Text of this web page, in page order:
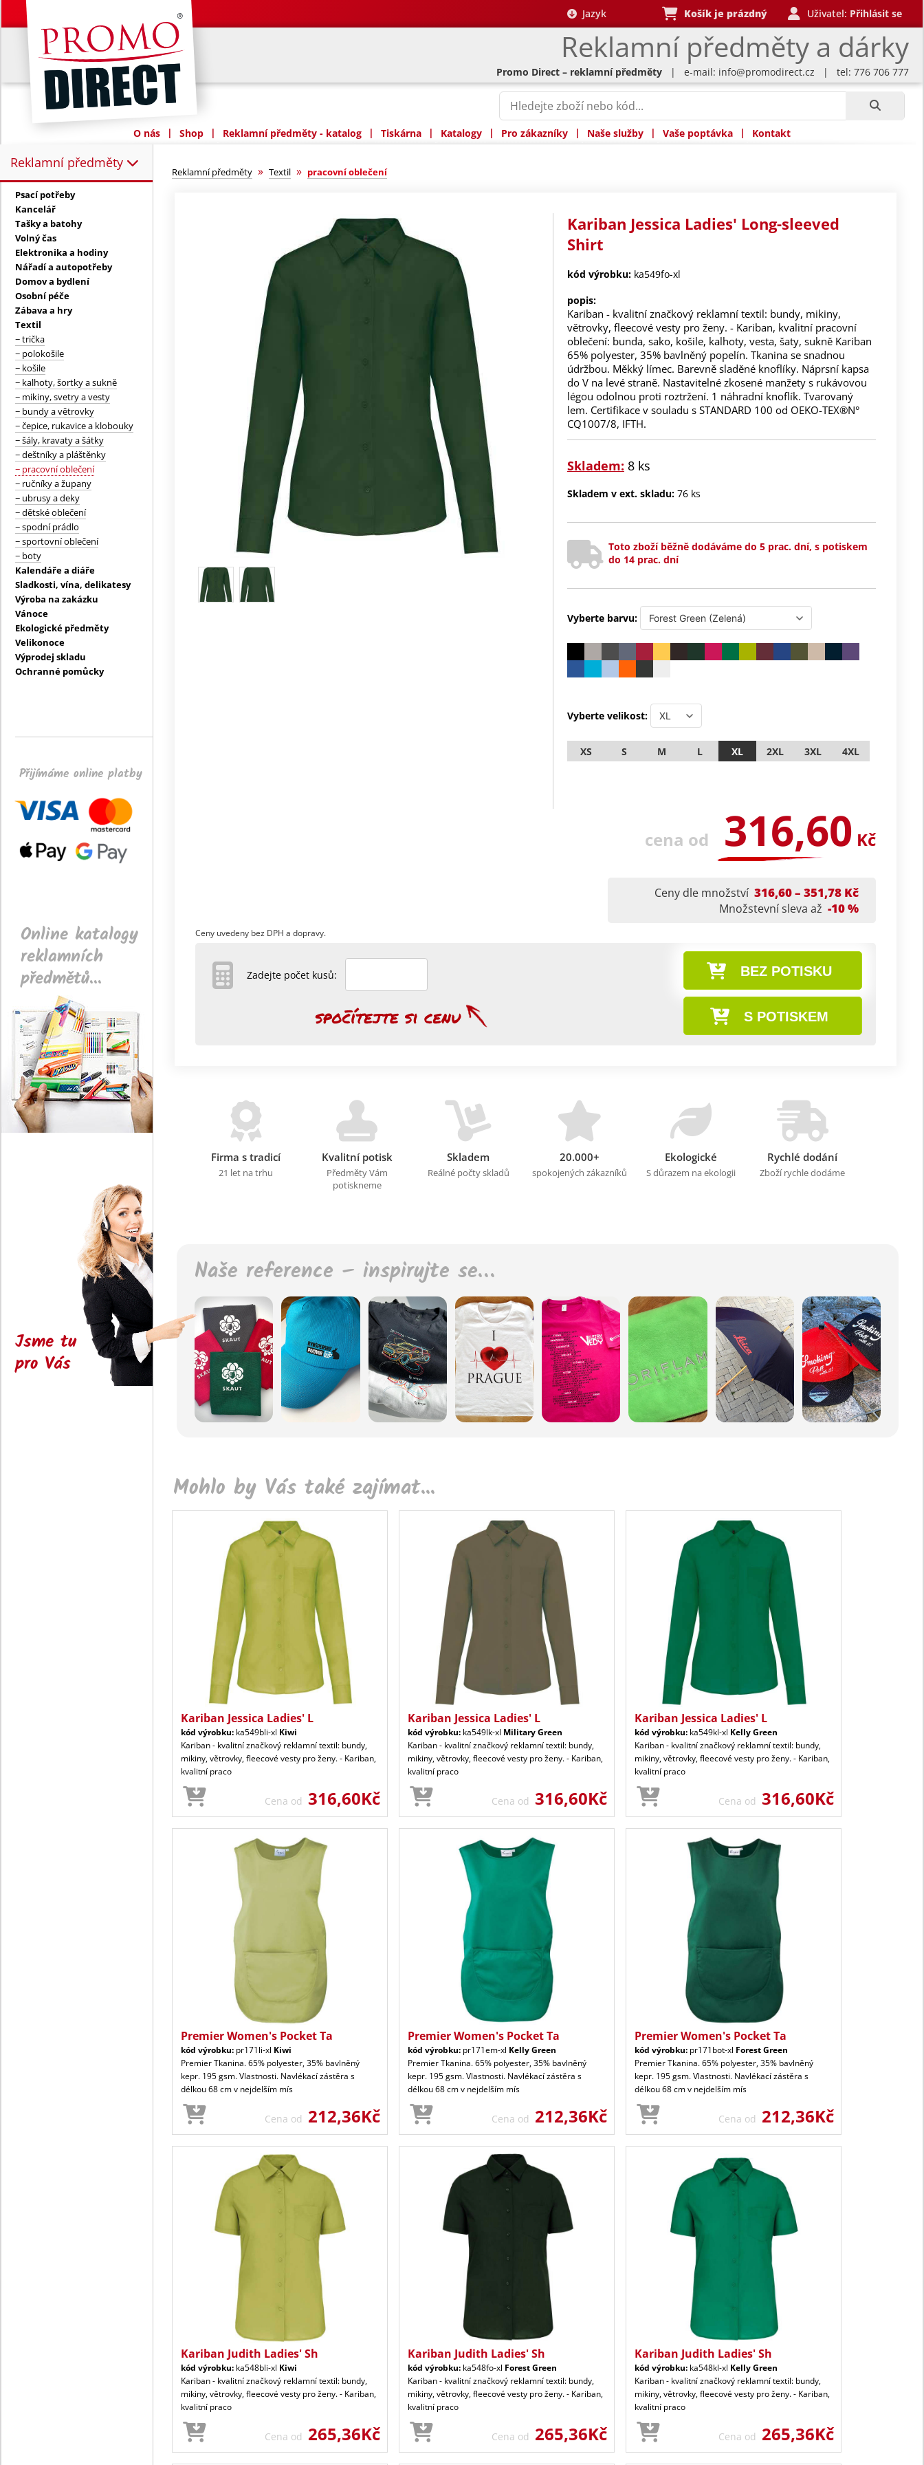
Reklamní předměty a dárky
Jazyk Košík je prázdný Uživatel: Přihlásit se
Promo Direct – reklamní předměty | e-mail: info@promodirect.cz | tel: 776 706 777
O nás | Shop | Reklamní předměty - katalog | Tiskárna | Katalogy | Pro zákazníky | Naše služby | Vaše poptávka | Kontakt
Reklamní předměty
Reklamní předměty:
Psací potřeby
Kancelář
Tašky a batohy
Volný čas
Elektronika a hodiny
Nářadí a autopotřeby
Domov a bydlení
Osobní péče
Zábava a hry
Textil
− trička
− polokošile
− košile
− kalhoty, šortky a sukně
− mikiny, svetry a vesty
− bundy a větrovky
− čepice, rukavice a klobouky
− šály, kravaty a šátky
− deštníky a pláštěnky
− pracovní oblečení
− ručníky a župany
− ubrusy a deky
− dětské oblečení
− spodní prádlo
− sportovní oblečení
− boty
Kalendáře a diáře
Sladkosti, vína, delikatesy
Výroba na zakázku
Vánoce
Ekologické předměty
Velikonoce
Výprodej skladu
Ochranné pomůcky
Přijímáme online platby
Online katalogy
reklamních
předmětů...
Jsme tu
pro Vás
Reklamní předměty » Textil » pracovní oblečení
Kariban Jessica Ladies' Long-sleeved
Shirt
kód výrobku: ka549fo-xl
popis:
Kariban - kvalitní značkový reklamní textil: bundy, mikiny,
větrovky, fleecové vesty pro ženy. - Kariban, kvalitní pracovní
oblečení: bunda, sako, košile, kalhoty, vesta, šaty, sukně Kariban
65% polyester, 35% bavlněný popelín. Tkanina se snadnou
údržbou. Měkký límec. Barevně sladěné knoflíky. Náprsní kapsa
do V na levé straně. Nastavitelné zkosené manžety s rukávovou
légou odolnou proti roztržení. 1 náhradní knoflík. Tvarovaný
lem. Certifikace v souladu s STANDARD 100 od OEKO-TEX®N°
CQ1007/8, IFTH.
Skladem: 8 ks
Skladem v ext. skladu: 76 ks
Toto zboží běžně dodáváme do 5 prac. dní, s potiskem
do 14 prac. dní
Vyberte barvu:
Vyberte velikost:
XS S M L XL 2XL 3XL 4XL
cena od 316,60 Kč
Ceny dle množství 316,60 – 351,78 Kč
Množstevní sleva až -10 %
Ceny uvedeny bez DPH a dopravy.
BEZ POTISKU
S POTISKEM
Zadejte počet kusů:
Firma s tradicí
21 let na trhu
Kvalitní potisk
Předměty Vám
potiskneme
Skladem
Reálné počty skladů
20.000+
spokojených zákazníků
Ekologické
S důrazem na ekologii
Rychlé dodání
Zboží rychle dodáme
Naše reference – inspirujte se…
Mohlo by Vás také zajímat...
Kariban Jessica Ladies' L
kód výrobku: ka549bli-xl Kiwi
Kariban - kvalitní značkový reklamní textil: bundy,
mikiny, větrovky, fleecové vesty pro ženy. - Kariban,
kvalitní praco
Cena od 316,60Kč
Kariban Jessica Ladies' L
kód výrobku: ka549lk-xl Military Green
Kariban - kvalitní značkový reklamní textil: bundy,
mikiny, větrovky, fleecové vesty pro ženy. - Kariban,
kvalitní praco
Cena od 316,60Kč
Kariban Jessica Ladies' L
kód výrobku: ka549kl-xl Kelly Green
Kariban - kvalitní značkový reklamní textil: bundy,
mikiny, větrovky, fleecové vesty pro ženy. - Kariban,
kvalitní praco
Cena od 316,60Kč
Premier Women's Pocket Ta
kód výrobku: pr171li-xl Kiwi
Premier Tkanina. 65% polyester, 35% bavlněný
kepr. 195 gsm. Vlastnosti. Navlékací zástěra s
délkou 68 cm v nejdelším mís
Cena od 212,36Kč
Premier Women's Pocket Ta
kód výrobku: pr171em-xl Kelly Green
Premier Tkanina. 65% polyester, 35% bavlněný
kepr. 195 gsm. Vlastnosti. Navlékací zástěra s
délkou 68 cm v nejdelším mís
Cena od 212,36Kč
Premier Women's Pocket Ta
kód výrobku: pr171bot-xl Forest Green
Premier Tkanina. 65% polyester, 35% bavlněný
kepr. 195 gsm. Vlastnosti. Navlékací zástěra s
délkou 68 cm v nejdelším mís
Cena od 212,36Kč
Kariban Judith Ladies' Sh
kód výrobku: ka548bli-xl Kiwi
Kariban - kvalitní značkový reklamní textil: bundy,
mikiny, větrovky, fleecové vesty pro ženy. - Kariban,
kvalitní praco
Cena od 265,36Kč
Kariban Judith Ladies' Sh
kód výrobku: ka548fo-xl Forest Green
Kariban - kvalitní značkový reklamní textil: bundy,
mikiny, větrovky, fleecové vesty pro ženy. - Kariban,
kvalitní praco
Cena od 265,36Kč
Kariban Judith Ladies' Sh
kód výrobku: ka548kl-xl Kelly Green
Kariban - kvalitní značkový reklamní textil: bundy,
mikiny, větrovky, fleecové vesty pro ženy. - Kariban,
kvalitní praco
Cena od 265,36Kč